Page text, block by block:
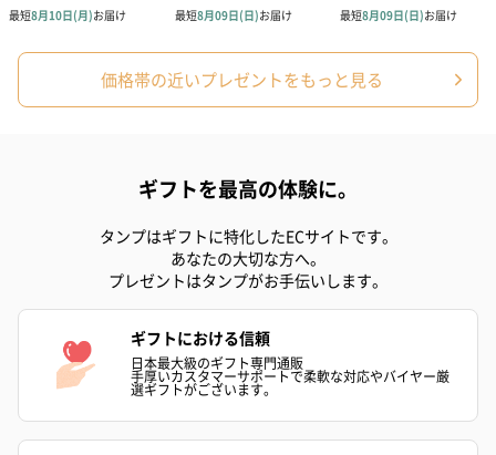
シーズンブーケ（ひま
わり）（1,880円）
ブーケ（ホワイトグリ
ーン）（1,650円）
ブーケ（ピン
（1,650円）
自然のお花で作ったドライフラワー・プリザーブドフラワーを同
一部花材が写真と異なる場合がございます。予めご了承くださ
い。パッケージに入れてお届けします。
価格帯の近いプレゼントをもっと見る
ギフトを最高の体験に。
タンプはギフトに特化したECサイトです。
あなたの大切な方へ。
プレゼントはタンプがお手伝いします。
ギフトにおける信頼
日本最大級のギフト専門通販
手厚いカスタマーサポートで柔軟な対応やバイヤー厳
選ギフトがございます。